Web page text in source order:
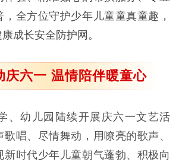
全方位守护少年儿童童真童趣，
成长安全防护网。
庆六一 温情陪伴暖童心
、幼儿园陆续开展庆六一文艺活
唱、尽情舞动，用嘹亮的歌声、
新时代少年儿童朝气蓬勃、积极向